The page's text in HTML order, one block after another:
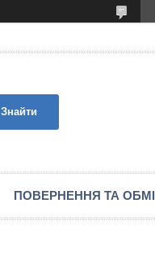
Знайти
ПОВЕРНЕННЯ ТА